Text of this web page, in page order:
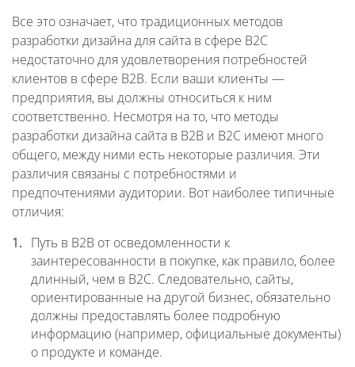
Все это означает, что традиционных методов
разработки дизайна для сайта в сфере B2C
недостаточно для удовлетворения потребностей
клиентов в сфере B2B. Если ваши клиенты —
предприятия, вы должны относиться к ним
соответственно. Несмотря на то, что методы
разработки дизайна сайта в В2В и В2С имеют много
общего, между ними есть некоторые различия. Эти
различия связаны с потребностями и
предпочтениями аудитории. Вот наиболее типичные
отличия:
Путь в B2B от осведомленности к
заинтересованности в покупке, как правило, более
длинный, чем в B2C. Следовательно, сайты,
ориентированные на другой бизнес, обязательно
должны предоставлять более подробную
информацию (например, официальные документы)
о продукте и команде.